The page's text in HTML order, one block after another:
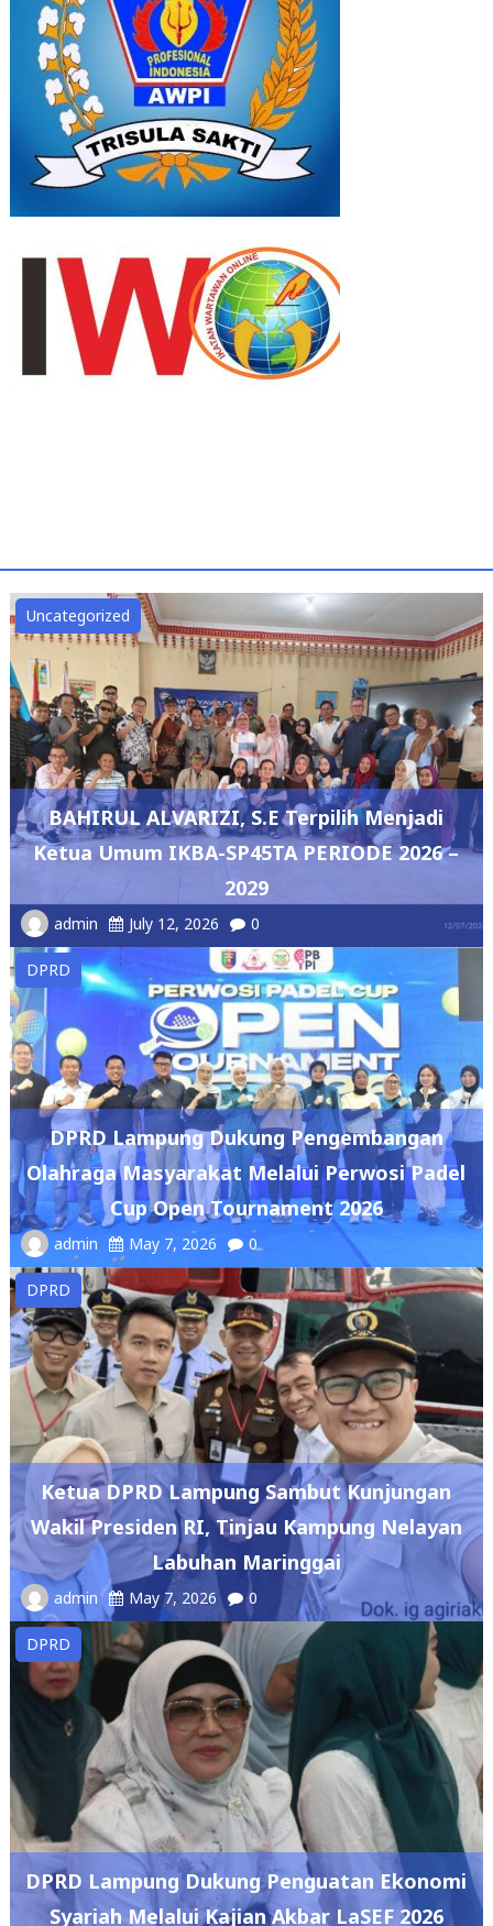
Uncategorized
BAHIRUL ALVARIZI, S.E Terpilih Menjadi
Ketua Umum IKBA-SP45TA PERIODE 2026 –
2029
admin July 12, 2026 0
DPRD
DPRD Lampung Dukung Pengembangan
Olahraga Masyarakat Melalui Perwosi Padel
Cup Open Tournament 2026
admin May 7, 2026 0
DPRD
Ketua DPRD Lampung Sambut Kunjungan
Wakil Presiden RI, Tinjau Kampung Nelayan
Labuhan Maringgai
admin May 7, 2026 0
DPRD
DPRD Lampung Dukung Penguatan Ekonomi
Syariah Melalui Kajian Akbar LaSEF 2026